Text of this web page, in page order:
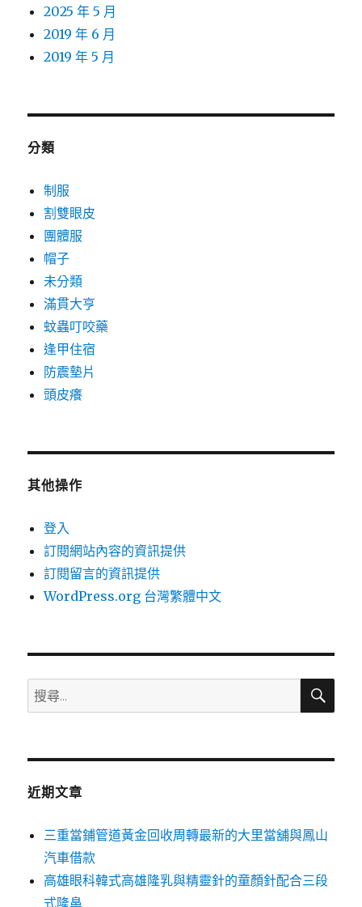
2025 年 5 月
2019 年 6 月
2019 年 5 月
分類
制服
割雙眼皮
團體服
帽子
未分類
滿貫大亨
蚊蟲叮咬藥
逢甲住宿
防震墊片
頭皮癢
其他操作
登入
訂閱網站內容的資訊提供
訂閱留言的資訊提供
WordPress.org 台灣繁體中文
搜
尋
鍵
搜
近期文章
三重當鋪管道黃金回收周轉最新的大里當舖與鳳山
汽車借款
高雄眼科韓式高雄隆乳與精靈針的童顏針配合三段
式隆鼻